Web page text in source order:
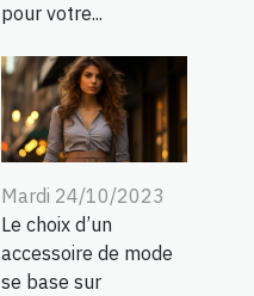
pour votre...
Mardi 24/10/2023
Le choix d’un
accessoire de mode
se base sur